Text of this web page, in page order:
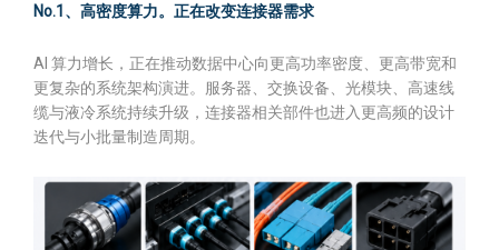
No.1、高密度算力。正在改变连接器需求
AI 算力增长，正在推动数据中心向更高功率密度、更高带宽和
更复杂的系统架构演进。服务器、交换设备、光模块、高速线
缆与液冷系统持续升级，连接器相关部件也进入更高频的设计
迭代与小批量制造周期。